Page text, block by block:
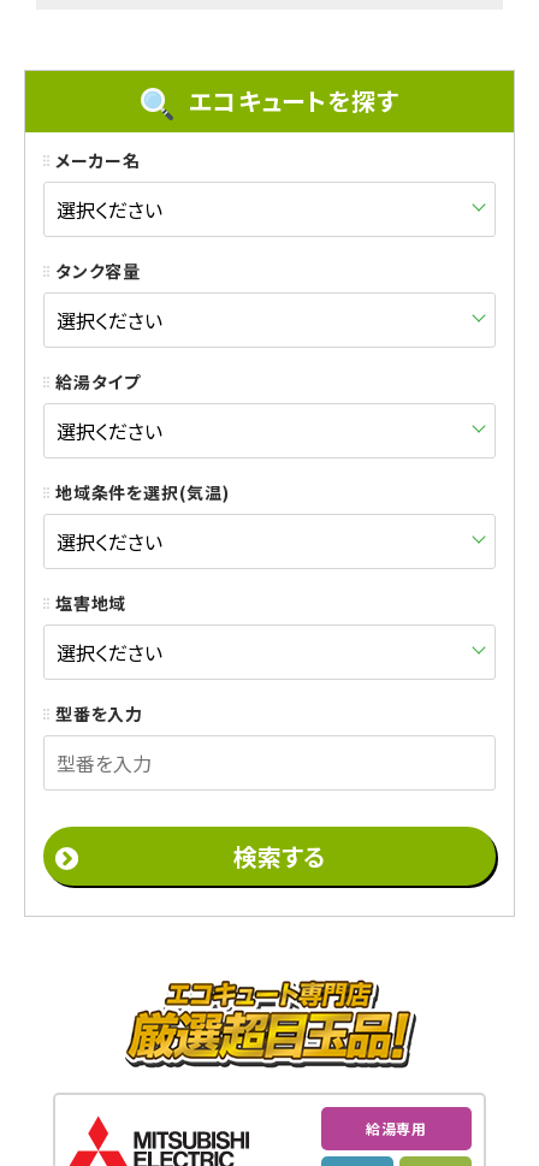
エコキュートを探す
メーカー名
タンク容量
給湯タイプ
地域条件を選択(気温)
塩害地域
型番を入力
給湯専用